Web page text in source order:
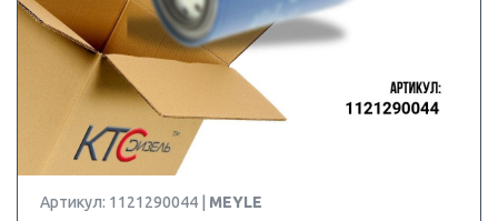
Артикул: 1121290044 | MEYLE